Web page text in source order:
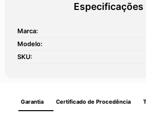
Especificações
Marca:
Modelo:
SKU:
Garantia Certificado de Procedência